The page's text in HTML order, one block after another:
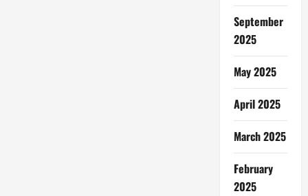
September
2025
May 2025
April 2025
March 2025
February
2025